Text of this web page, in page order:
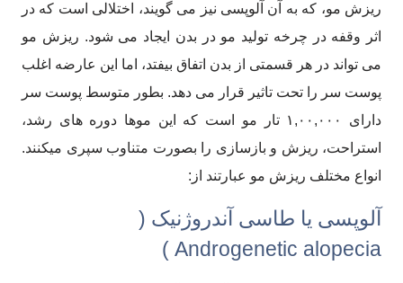
ریزش مو، که به آن آلوپسی نیز می گویند، اختلالی است که در
اثر وقفه در چرخه تولید مو در بدن ایجاد می شود. ریزش مو
می تواند در هر قسمتی از بدن اتفاق بیفتد، اما این عارضه اغلب
پوست سر را تحت تاثیر قرار می دهد. بطور متوسط پوست سر
دارای ۱,۰۰,۰۰۰ تار مو است که این موها دوره های رشد،
استراحت، ریزش و بازسازی را بصورت متناوب سپری میکنند.
انواع مختلف ریزش مو عبارتند از:
آلوپسی یا طاسی آندروژنیک (
Androgenetic alopecia )